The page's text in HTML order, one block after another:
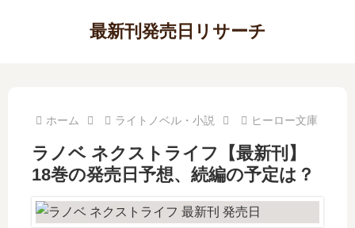
最新刊発売日リサーチ
ホーム ライトノベル・小説 ヒーロー文庫
ラノベ ネクストライフ【最新刊】
18巻の発売日予想、続編の予定は？